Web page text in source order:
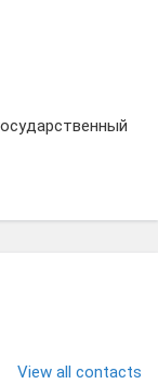
View all contacts